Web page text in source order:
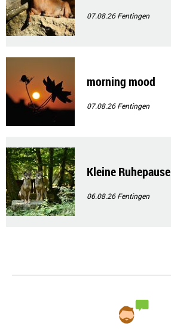
07.08.26Fentingen
morning mood
07.08.26Fentingen
Kleine Ruhepause
06.08.26Fentingen